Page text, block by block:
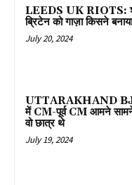
LEEDS UK RIOTS:
ब्रिटेन को गाज़ा किसने
July 20, 2024
UTTARAKHAND
में CM-पूर्व CM आमने
वो छात्र थे
July 19, 2024